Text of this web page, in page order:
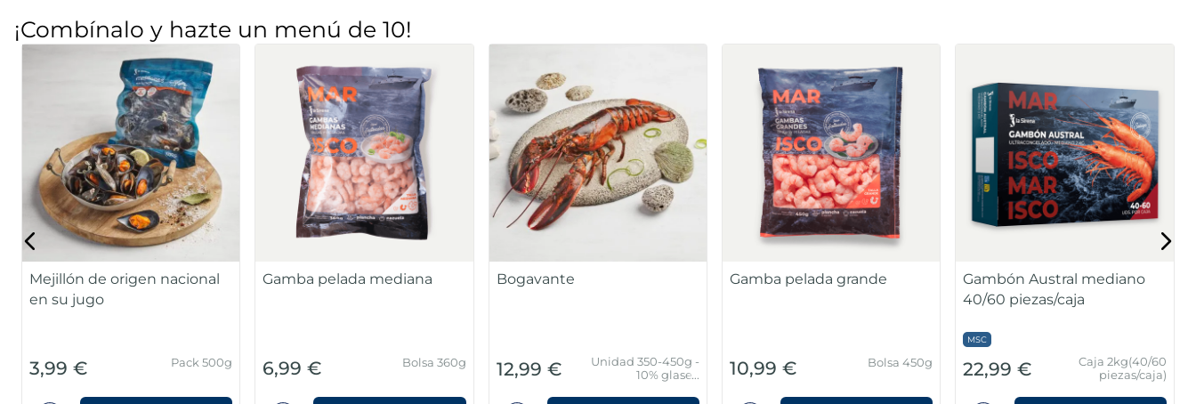
¡Combínalo y hazte un menú de 10!
Mejillón de origen nacional
en su jugo
3,99 € Pack 500g
Gamba pelada mediana
6,99 € Bolsa 360g
Bogavante
12,99 €
Unidad 350-450g -
10% glaseo
Gamba pelada grande
10,99 € Bolsa 450g
Gambón Austral mediano
40/60 piezas/caja
MSC
22,99 €
Caja 2kg(40/60
piezas/caja)